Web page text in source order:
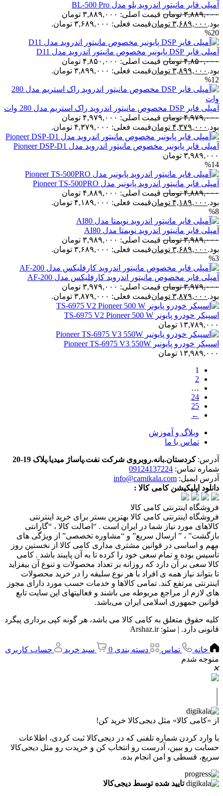
آمپلی فایر مانیتور اندروید بلو مدل BL-500 Pro
۳,۸۸۹,۰۰۰ تومان
قیمت اصلی: ۳,۸۸۹,۰۰۰ تومان
بود. ۳,۶۸۹,۰۰۰ تومانقیمت فعلی: ۳,۶۸۹,۰۰۰ تومان.
%20
آمپلی فایر DSP پایونیر مخصوص مانیتور اندروید مدل D11
۴,۸۵۰,۰۰۰ تومان
قیمت اصلی: ۴,۸۵۰,۰۰۰ تومان
بود. ۳,۸۹۹,۰۰۰ تومانقیمت فعلی: ۳,۸۹۹,۰۰۰ تومان.
%12
آمپلی فایر DSP مخصوص مانیتور اندروید راک استریم مدل 280 وات
۴,۹۷۹,۰۰۰ تومان
قیمت اصلی: ۴,۹۷۹,۰۰۰ تومان
بود. ۴,۳۷۹,۰۰۰ تومانقیمت فعلی: ۴,۳۷۹,۰۰۰ تومان.
آمپلی فایر پایونیر مخصوص مانیتور اندروید مدل Pioneer DSP-D1
۳,۹۸۹,۰۰۰ تومان
%14
آمپلی فایر مانیتور اندروید پایونیر مدل Pioneer TS-500PRO
۴,۸۸۹,۰۰۰ تومان
قیمت اصلی: ۴,۸۸۹,۰۰۰ تومان
بود. ۴,۱۸۹,۰۰۰ تومانقیمت فعلی: ۴,۱۸۹,۰۰۰ تومان.
%8
آمپلی فایر مانیتور اندروید نویمتا مدل AI80
۳,۹۸۹,۰۰۰ تومان
قیمت اصلی: ۳,۹۸۹,۰۰۰ تومان
بود. ۳,۶۸۹,۰۰۰ تومانقیمت فعلی: ۳,۶۸۹,۰۰۰ تومان.
%3
آمپلی فایر مخصوص مانیتور اندروید کارفلیکس مدل AF-200
۳,۹۷۹,۰۰۰ تومان
قیمت اصلی: ۳,۹۷۹,۰۰۰ تومان
بود. ۳,۸۷۹,۰۰۰ تومانقیمت فعلی: ۳,۸۷۹,۰۰۰ تومان.
اسپیکر خودرو پایونر TS-6975 V2 Pioneer 500 W
۱۳,۷۸۹,۰۰۰ تومان
اسپیکر خودرو پایونیر Pioneer TS-6975 V3 550W
۱۳,۹۸۹,۰۰۰ تومان
1
2
…
24
25
←
وبلاگ و آموزش
تماس با ما
آدرس:کردستان.بانه.روبروی شرکت نفت.پاساژ میدیا.پلاک 19-20
شماره تماس: 09124137224
آدرس ایمیل: info@camikala.com
دانلود اپلیکیشن کامی کالا :
فروشگاه اینترنتی کامی کالا
فروشگاه اینترنتی کامی کالا بهترین بستر برای خرید اینترنتی
کالاهای مورد نیاز شما در ایران است . “اصالت کالا ، “گارانتی
بازگشت” ، ” ارسال سریع” و “مشاوره تخصصی” از ویژگی های
مهم و اساسی در قوانین مشتری مداری کامی کالا از نخستین روز
تأسیس بوده و تمام سعی خود را کرده تا به آن پایبند باشد . کامی
کالا سعی بر آن دارد که روزانه بر تعداد محصولات و تنوع آن بیفزاید
تا بتواند نیاز همه ی افراد با هر نوع سلیقه را در خرید محصولات
اینترنتی مرتفع کند. تمامی کالاها و خدمات حسب مورد دارای مجوز
های لازم از مراجع مربوطه می باشند و فعالیتهای این سایت تابع
قوانین جمهوری اسلامی ایران می‌باشد.
کلیه حقوق متعلق به کامی کالا می باشد، هر گونه کپی برداری پیگرد
قانونی دارد. | سئو: Arshaz.ir
خانه تماس دسته بندی 0 سبد خرید
حساب کاربری
متوجه شدم
✕
|
از «کامی کالا» مثل دیجی‌کالا خرید کن!
با وارد کردن شماره تلفنی که در دیجی‌کالا ثبت کردی، اطلاعات
حسابت رو ببین، آدرست رو انتخاب کن و خریدت رو مثل دیجی‌کالا
سریع، قسطی و امن انجام بده.
تایید شده توسط دیجی‌کالا